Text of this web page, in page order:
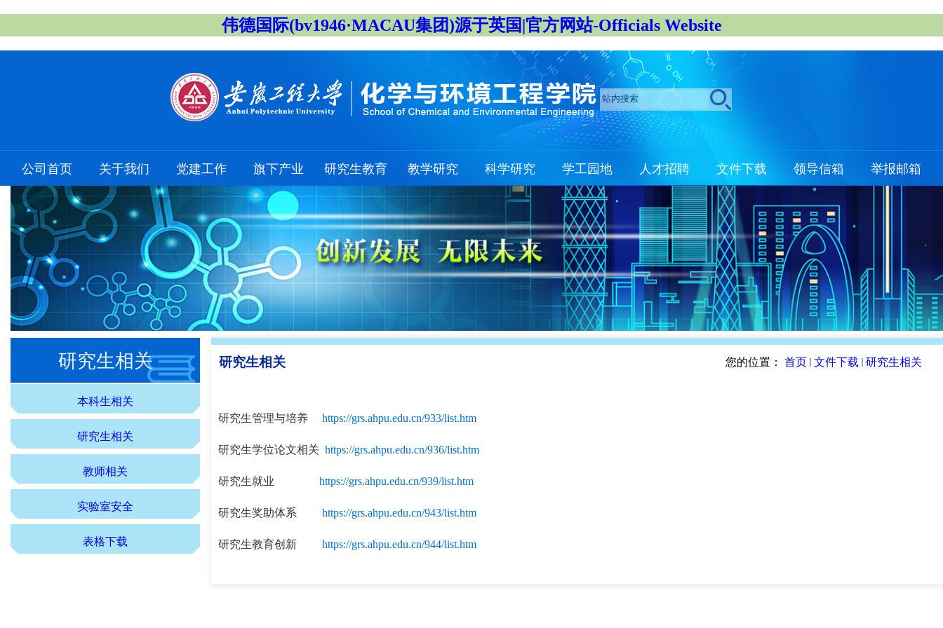
伟德国际(bv1946·MACAU集团)源于英国|官方网站-Officials Website
公司首页 关于我们 党建工作 旗下产业 研究生教育 教学研究 科学研究 学工园地 人才招聘 文件下载 领导信箱 举报邮箱
研究生相关
本科生相关
研究生相关
教师相关
实验室安全
表格下载
研究生相关 您的位置： 首页 文件下载 研究生相关
研究生管理与培养 https://grs.ahpu.edu.cn/933/list.htm
研究生学位论文相关 https://grs.ahpu.edu.cn/936/list.htm
研究生就业 https://grs.ahpu.edu.cn/939/list.htm
研究生奖助体系 https://grs.ahpu.edu.cn/943/list.htm
研究生教育创新 https://grs.ahpu.edu.cn/944/list.htm